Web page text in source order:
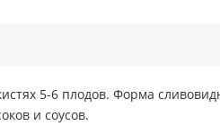
5-6 плодов. Форма
и соусов.